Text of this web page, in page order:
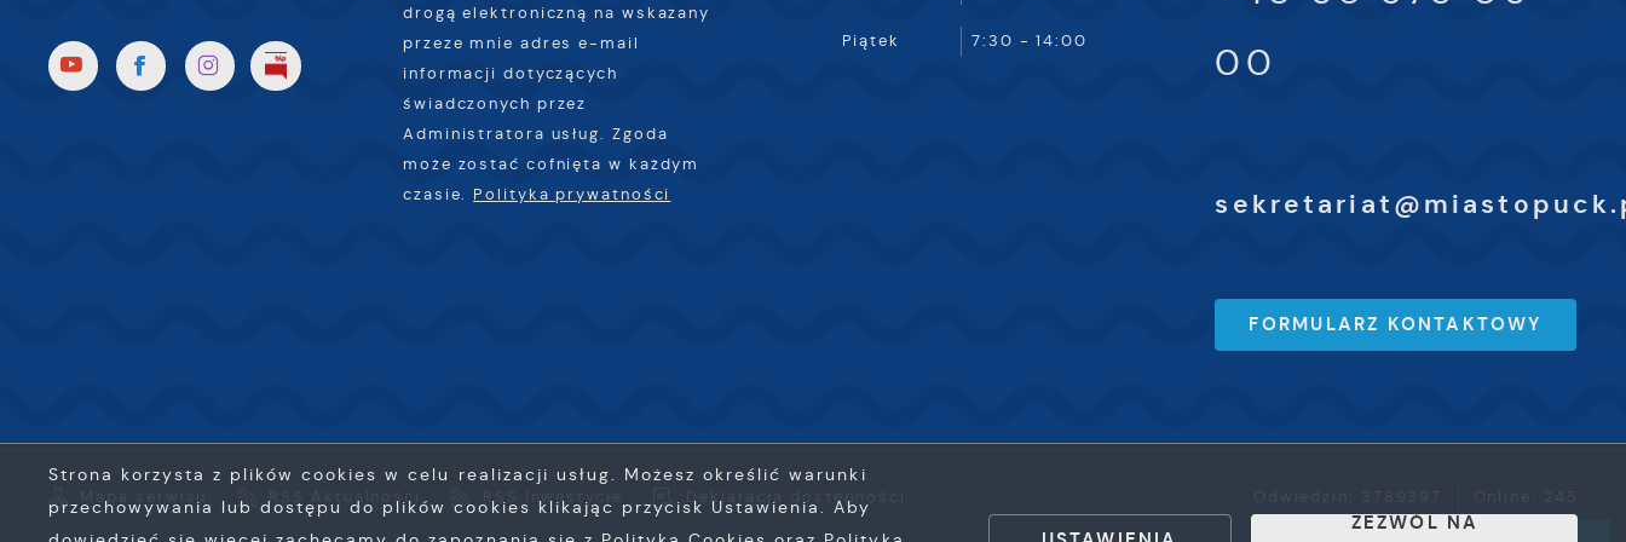
drogą elektroniczną na wskazany
przeze mnie adres e-mail
informacji dotyczących
świadczonych przez
Administratora usług. Zgoda
może zostać cofnięta w każdym
czasie. Polityka prywatności
Piątek 7:30 - 14:00
00
FORMULARZ KONTAKTOWY
Mapa serwisu RSS Aktualności RSS Inwestycje Deklaracja dostępności
Strona korzysta z plików cookies w celu realizacji usług. Możesz określić warunki
przechowywania lub dostępu do plików cookies klikając przycisk Ustawienia. Aby
ZEZWÓL NA